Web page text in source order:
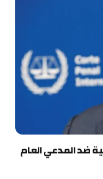
ضد المدعي العام